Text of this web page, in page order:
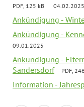
PDF, 125 kB 04.02.2025
Ankündigung -
Ankündigung -
09.01.2025
Ankündigung -
Sandersdorf
PDF,
Information -